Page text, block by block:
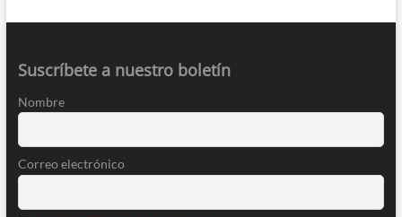
Suscríbete a nuestro boletín
Nombre
Correo electrónico